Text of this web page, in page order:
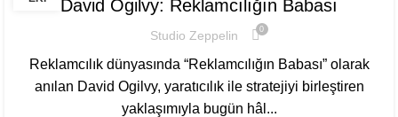
David Ogilvy: Reklamcılığın Babası
Studio Zeppelin 0
Reklamcılık dünyasında “Reklamcılığın Babası” olarak
anılan David Ogilvy, yaratıcılık ile stratejiyi birleştiren
yaklaşımıyla bugün hâl...